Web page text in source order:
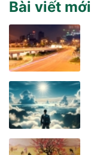
Bài viết mới